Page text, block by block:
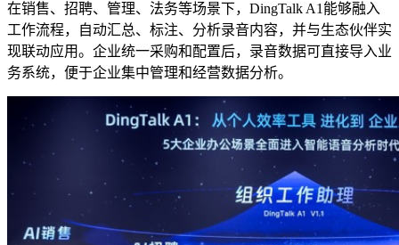
在销售、招聘、管理、法务等场景下，DingTalk A1能够融入
工作流程，自动汇总、标注、分析录音内容，并与生态伙伴实
现联动应用。企业统一采购和配置后，录音数据可直接导入业
务系统，便于企业集中管理和经营数据分析。